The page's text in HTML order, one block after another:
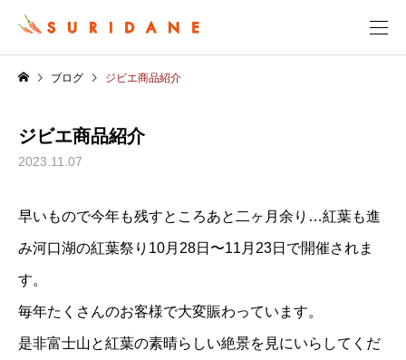
ブログ ジビエ商品紹介
ジビエ商品紹介
2023.11.07
早いもので今年も残すところあと二ヶ月余り…紅葉も進
み河口湖の紅葉祭り10月28日〜11月23日で開催されま
す。
毎年たくさんのお客様で大変賑わっています。
是非富士山と紅葉の素晴らしい絶景を見にいらしてくだ